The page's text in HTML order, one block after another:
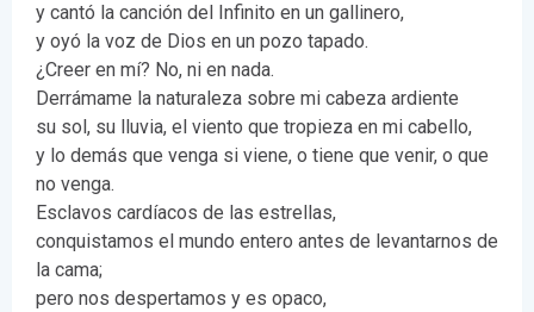
y cantó la canción del Infinito en un gallinero,
y oyó la voz de Dios en un pozo tapado.
¿Creer en mí? No, ni en nada.
Derrámame la naturaleza sobre mi cabeza ardiente
su sol, su lluvia, el viento que tropieza en mi cabello,
y lo demás que venga si viene, o tiene que venir, o que
no venga.
Esclavos cardíacos de las estrellas,
conquistamos el mundo entero antes de levantarnos de
la cama;
pero nos despertamos y es opaco,